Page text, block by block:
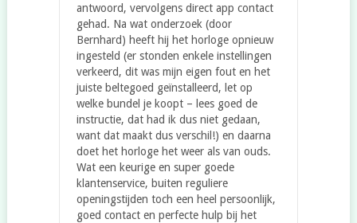
antwoord, vervolgens direct app contact
gehad. Na wat onderzoek (door
Bernhard) heeft hij het horloge opnieuw
ingesteld (er stonden enkele instellingen
verkeerd, dit was mijn eigen fout en het
juiste beltegoed geïnstalleerd, let op
welke bundel je koopt – lees goed de
instructie, dat had ik dus niet gedaan,
want dat maakt dus verschil!) en daarna
doet het horloge het weer als van ouds.
Wat een keurige en super goede
klantenservice, buiten reguliere
openingstijden toch een heel persoonlijk,
goed contact en perfecte hulp bij het